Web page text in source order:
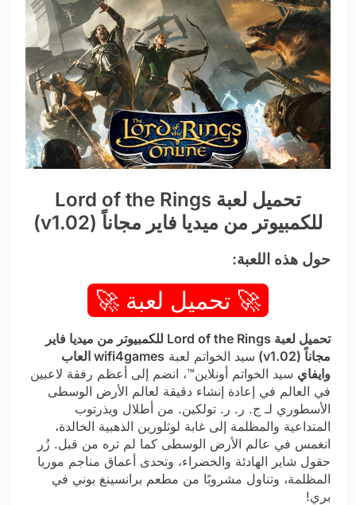
تحميل لعبة Lord of the Rings
للكمبيوتر من ميديا فاير مجاناً (v1.02)
حول هذه اللعبة:
🚀 تحميل لعبة 🚀
تحميل لعبة Lord of the Rings للكمبيوتر من ميديا فاير
مجاناً (v1.02)
سيد الخواتم لعبة
wifi4games العاب
وايفاي سيد الخواتم أونلاين™، انضم إلى أعظم رفقة لاعبين
في العالم في إعادة إنشاء دقيقة لعالم الأرض الوسطى
الأسطوري لـ ج. ر. ر. تولكين. من أطلال ويذرتوب
المتداعية والمظلمة إلى غابة لوثلورين الذهبية الخالدة،
انغمس في عالم الأرض الوسطى كما لم تره من قبل. زُر
حقول شاير الهادئة والخضراء، وتحدى أعماق مناجم موريا
المظلمة، وتناول مشروبًا من مطعم برانسينغ بوني في
بري!